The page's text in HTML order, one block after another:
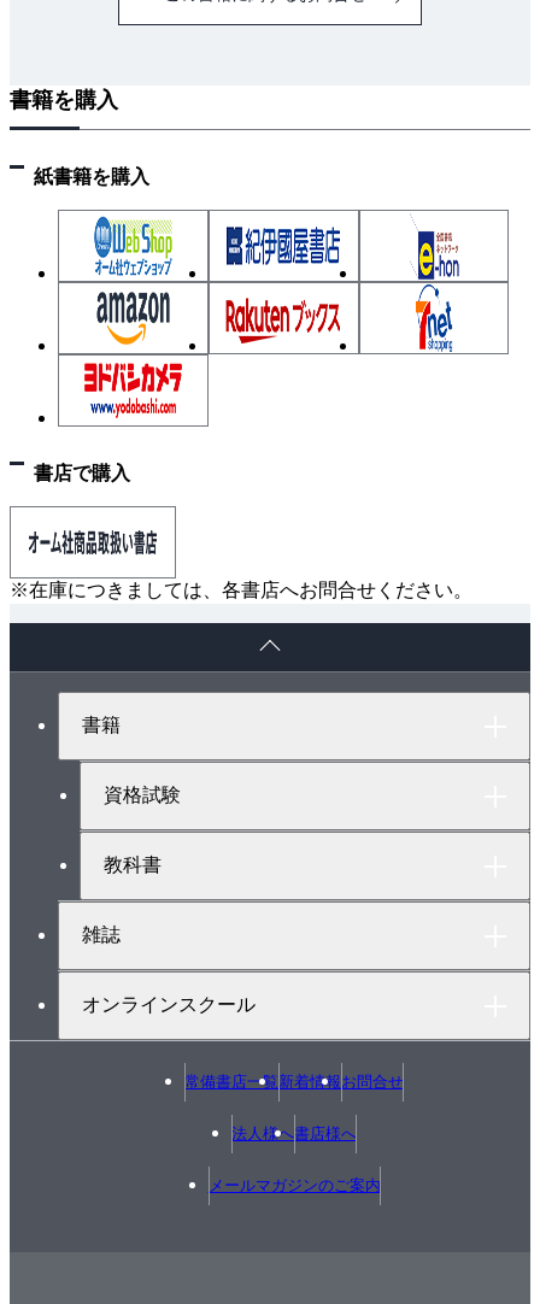
書籍を購入
紙書籍を購入
書店で購入
※在庫につきましては、各書店へお問合せください。
書籍
資格試験
教科書
雑誌
オンラインスクール
常備書店一覧新着情報お問合せ
法人様へ書店様へ
メールマガジンのご案内